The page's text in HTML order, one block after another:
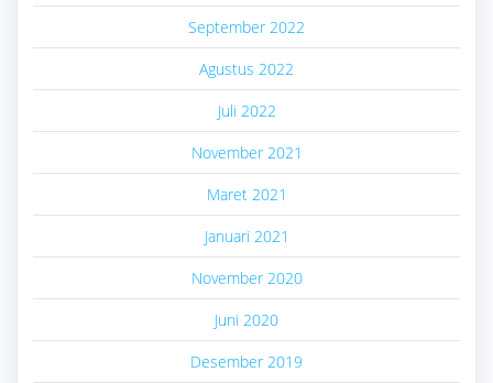
September 2022
Agustus 2022
Juli 2022
November 2021
Maret 2021
Januari 2021
November 2020
Juni 2020
Desember 2019